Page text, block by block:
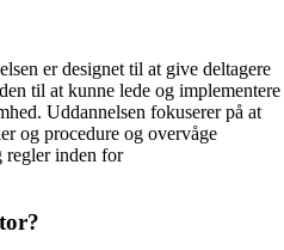
er designet til at give deltagere
til at kunne lede og implementere
Uddannelsen fokuserer på at
og procedure og overvåge
regler inden for